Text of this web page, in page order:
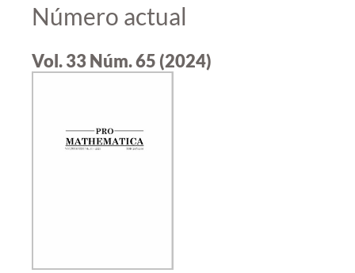
Número actual
Vol. 33 Núm. 65 (2024)